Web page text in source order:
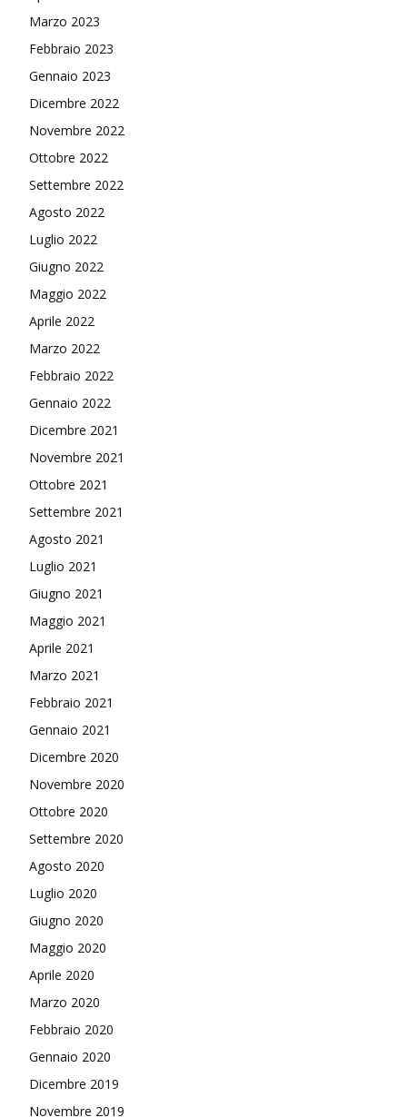
Marzo 2023
Febbraio 2023
Gennaio 2023
Dicembre 2022
Novembre 2022
Ottobre 2022
Settembre 2022
Agosto 2022
Luglio 2022
Giugno 2022
Maggio 2022
Aprile 2022
Marzo 2022
Febbraio 2022
Gennaio 2022
Dicembre 2021
Novembre 2021
Ottobre 2021
Settembre 2021
Agosto 2021
Luglio 2021
Giugno 2021
Maggio 2021
Aprile 2021
Marzo 2021
Febbraio 2021
Gennaio 2021
Dicembre 2020
Novembre 2020
Ottobre 2020
Settembre 2020
Agosto 2020
Luglio 2020
Giugno 2020
Maggio 2020
Aprile 2020
Marzo 2020
Febbraio 2020
Gennaio 2020
Dicembre 2019
Novembre 2019